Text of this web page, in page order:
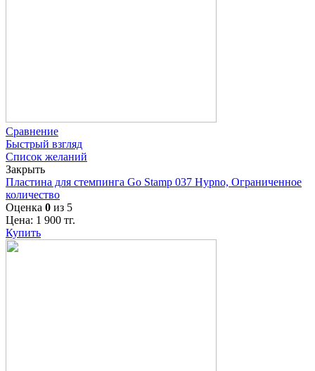
Сравнение
Быстрый взгляд
Список желаний
Закрыть
Пластина для стемпинга Go Stamp 037 Hypno, Ограниченное
количество
Оценка 0 из 5
Цена: 1 900 тг.
Купить